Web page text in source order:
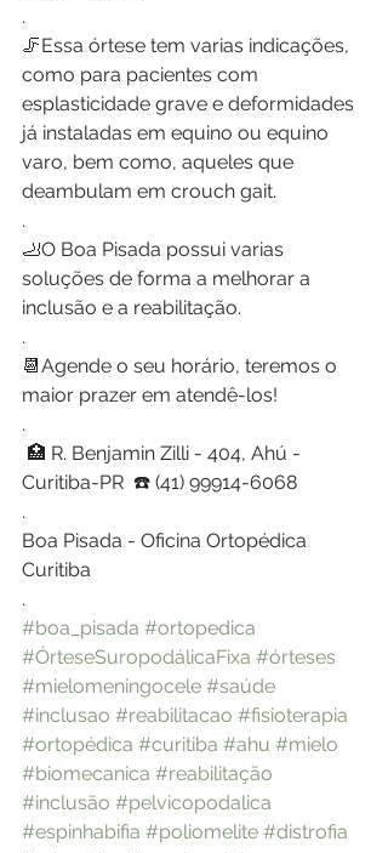
.
🦵Essa órtese tem varias indicações,
como para pacientes com
esplasticidade grave e deformidades
já instaladas em equino ou equino
varo, bem como, aqueles que
deambulam em crouch gait.
.
🦶O Boa Pisada possui varias
soluções de forma a melhorar a
inclusão e a reabilitação.
.
📆Agende o seu horário, teremos o
maior prazer em atendê-los!
.
Curitiba-PR  ☎️ (41) 99914-6068
.
Boa Pisada - Oficina Ortopédica
Curitiba
.
#boa_pisada #ortopedica
#ÓrteseSuropodálicaFixa #órteses
#mielomeningocele #saúde
#inclusao #reabilitacao #fisioterapia
#ortopédica #curitiba #ahu #mielo
#biomecanica #reabilitação
#inclusão #pelvicopodalica
#espinhabifia #poliomelite #distrofia